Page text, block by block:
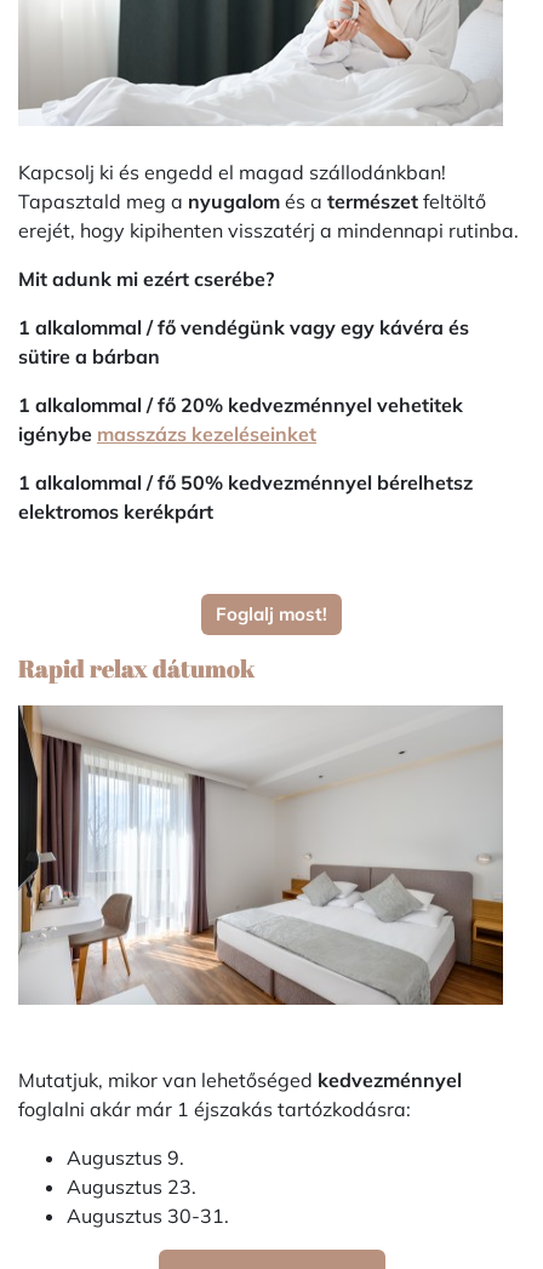
Kapcsolj ki és engedd el magad szállodánkban!
Tapasztald meg a nyugalom és a természet feltöltő
erejét, hogy kipihenten visszatérj a mindennapi rutinba.
Mit adunk mi ezért cserébe?
1 alkalommal / fő vendégünk vagy egy kávéra és
sütire a bárban
1 alkalommal / fő 20% kedvezménnyel vehetitek
igénybe masszázs kezeléseinket
1 alkalommal / fő 50% kedvezménnyel bérelhetsz
elektromos kerékpárt
Foglalj most!
Rapid relax dátumok
Mutatjuk, mikor van lehetőséged kedvezménnyel
foglalni akár már 1 éjszakás tartózkodásra:
Augusztus 9.
Augusztus 23.
Augusztus 30-31.